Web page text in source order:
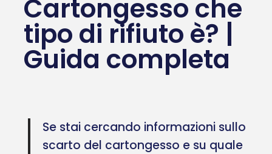
Cartongesso che
tipo di rifiuto è? |
Guida completa
Se stai cercando informazioni sullo
scarto del cartongesso e su quale